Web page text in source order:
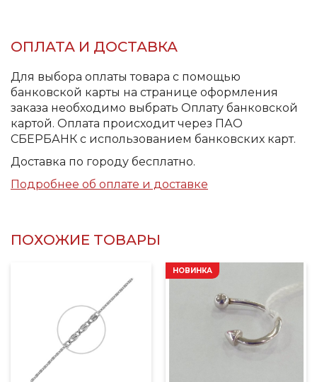
ОПЛАТА И ДОСТАВКА
Для выбора оплаты товара с помощью
банковской карты на странице оформления
заказа необходимо выбрать Оплату банковской
картой. Оплата происходит через ПАО
СБЕРБАНК с использованием банковских карт.
Доставка по городу бесплатно.
Подробнее об оплате и доставке
ПОХОЖИЕ ТОВАРЫ
НОВИНКА